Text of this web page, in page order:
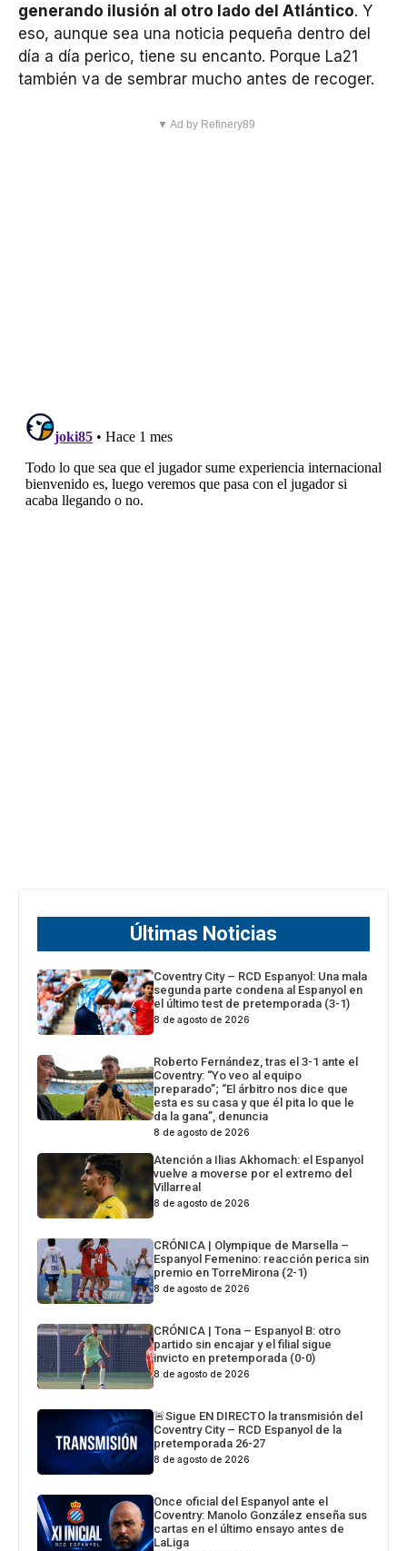
generando ilusión al otro lado del Atlántico. Y
eso, aunque sea una noticia pequeña dentro del
día a día perico, tiene su encanto. Porque La21
también va de sembrar mucho antes de recoger.
▼ Ad by Refinery89
Últimas Noticias
Coventry City – RCD Espanyol: Una mala
segunda parte condena al Espanyol en
el último test de pretemporada (3-1)
8 de agosto de 2026
Roberto Fernández, tras el 3-1 ante el
Coventry: “Yo veo al equipo
preparado”; “El árbitro nos dice que
esta es su casa y que él pita lo que le
da la gana”, denuncia
8 de agosto de 2026
Atención a Ilias Akhomach: el Espanyol
vuelve a moverse por el extremo del
Villarreal
8 de agosto de 2026
CRÓNICA | Olympique de Marsella –
Espanyol Femenino: reacción perica sin
premio en TorreMirona (2-1)
8 de agosto de 2026
CRÓNICA | Tona – Espanyol B: otro
partido sin encajar y el filial sigue
invicto en pretemporada (0-0)
8 de agosto de 2026
🚨Sigue EN DIRECTO la transmisión del
Coventry City – RCD Espanyol de la
pretemporada 26-27
8 de agosto de 2026
Once oficial del Espanyol ante el
Coventry: Manolo González enseña sus
cartas en el último ensayo antes de
LaLiga